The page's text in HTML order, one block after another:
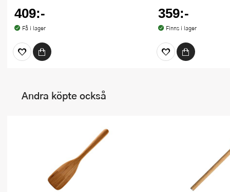
409:-
Få i lager
359:-
Finns i lager
Andra köpte också